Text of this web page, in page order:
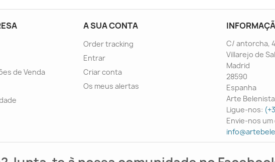
de Venda
A SUA CONTA
Order tracking
Entrar
Criar conta
Os meus alertas
C/ antorcha, 4
Villarejo de
Madrid
28590
Espanha
Arte Belenista
Ligue-nos:
Envie-nos um